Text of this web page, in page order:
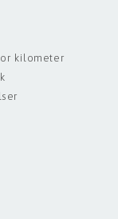
kilometer